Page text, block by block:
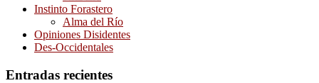
Instinto Forastero
Alma del Río
Opiniones Disidentes
Des-Occidentales
Entradas recientes